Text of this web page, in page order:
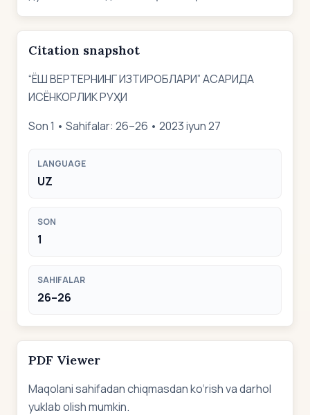
Citation snapshot
“ЁШ ВЕРТЕРНИНГ ИЗТИРОБЛАРИ” АСАРИДА
ИСЁНКОРЛИК РУҲИ
Son 1 • Sahifalar: 26–26 • 2023 iyun 27
LANGUAGE
UZ
SON
1
SAHIFALAR
26–26
PDF Viewer
Maqolani sahifadan chiqmasdan ko‘rish va darhol
yuklab olish mumkin.